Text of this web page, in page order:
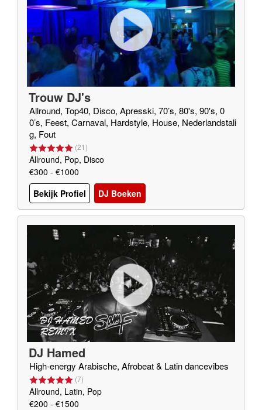
Trouw DJ's
Allround, Top40, Disco, Apresski, 70’s, 80's, 90's, 0
0’s, Feest, Carnaval, Hardstyle, House, Nederlandstali
g, Fout
(21)
Allround, Pop, Disco
€300 - €1000
Bekijk Profiel
DJ Boeken
DJ Hamed
High-energy Arabische, Afrobeat & Latin dancevibes
(7)
Allround, Latin, Pop
€200 - €1500